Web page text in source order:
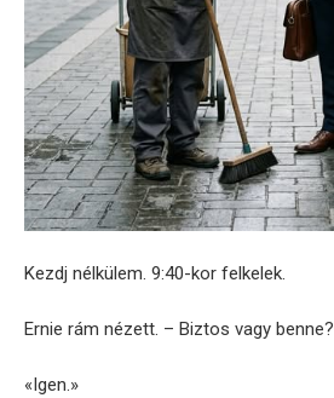
Kezdj nélkülem. 9:40-kor felkelek.
Ernie rám nézett. – Biztos vagy benne?
«Igen.»